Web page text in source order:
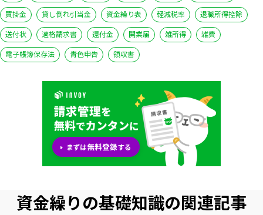
買掛金
貸し倒れ引当金 資金繰り表 軽減税率
退職所得控除
送付状
適格請求書 還付金 開業届 雑所得
雑費
電子帳簿保存法
青色申告 領収書
資金繰りの基礎知識の関連記事